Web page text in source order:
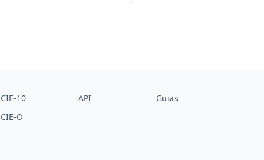
CIE-10 API
Guias
CIE-O